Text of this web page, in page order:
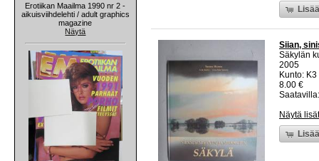
Erotiikan Maailma 1990 nr 2 -
aikuisviihdelehti / adult graphics
magazine
Näytä
Siian,
Säkylän
2005
Kunto:
8.00 €
Näytä